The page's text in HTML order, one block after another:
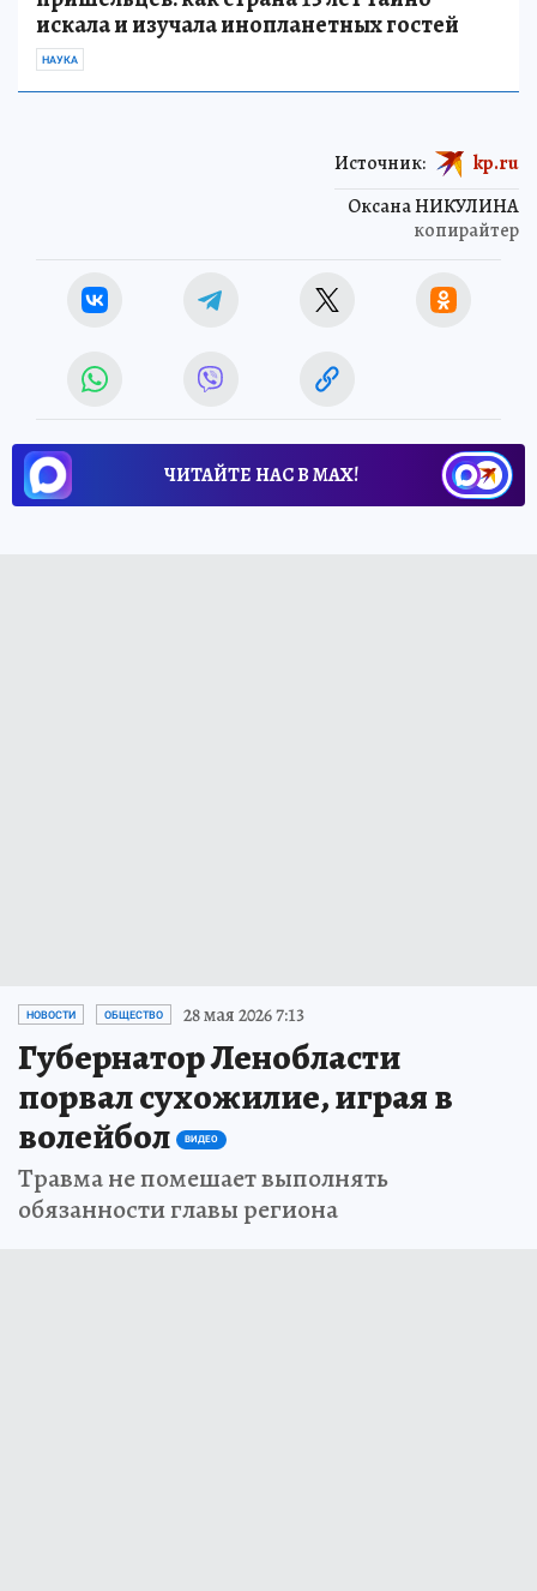
искала и изучала инопланетных гостей
НАУКА
Оксана НИКУЛИНА
копирайтер
Источник: kp.ru
ЧИТАЙТЕ НАС В МАХ!
НОВОСТИ ОБЩЕСТВО 28 мая 2026 7:13
Губернатор Ленобласти
порвал сухожилие, играя в
волейбол
ВИДЕО
Травма не помешает выполнять
обязанности главы региона